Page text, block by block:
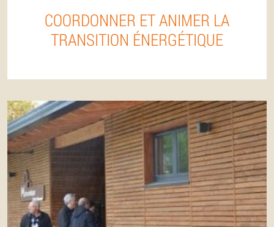
COORDONNER ET ANIMER LA
TRANSITION ÉNERGÉTIQUE